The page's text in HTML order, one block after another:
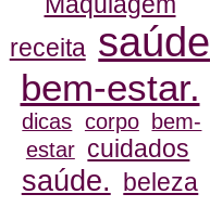
receita saúde
bem-estar.
dicas corpo
bem-
estar cuidados
saúde. beleza